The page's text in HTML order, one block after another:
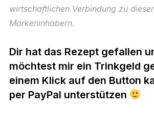
wirtschaftlichen Verbindung zu
Markeninhabern.
Dir hat das Rezept gefallen
möchtest mir ein Trinkgeld
einem Klick auf den Button
per PayPal unterstützen